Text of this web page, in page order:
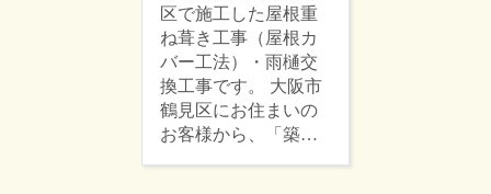
区で施工した屋根重
ね葺き工事（屋根カ
バー工法）・雨樋交
換工事です。 大阪市
鶴見区にお住まいの
お客様から、「築…